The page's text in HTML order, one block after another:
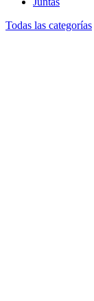
Todas las categorías